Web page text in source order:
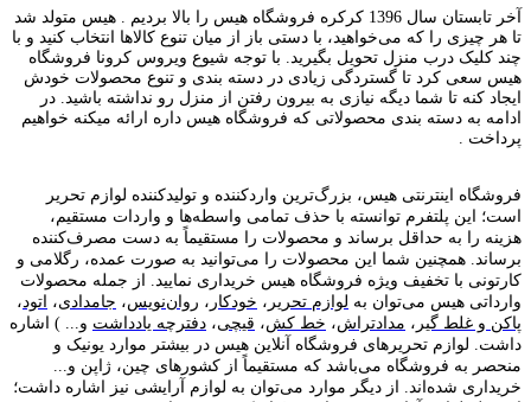
آخر تابستان سال 1396 کرکره فروشگاه هیس را بالا بردیم . هیس متولد شد
تا هر چیزی را که می‌خواهید، با دستی باز از میان تنوع کالاها انتخاب کنید و با
چند کلیک درب منزل تحویل بگیرید. با توجه شیوع ویروس کرونا فروشگاه
هیس سعی کرد تا گستردگی زیادی در دسته بندی و تنوع محصولات خودش
ایجاد کنه تا شما دیگه نیازی به بیرون رفتن از منزل رو نداشته باشید. در
ادامه به دسته بندی محصولاتی که فروشگاه هیس داره ارائه میکنه خواهیم
پرداخت .
فروشگاه اینترنتی هیس، بزرگ‌ترین وارد‌کننده و تولید‌کننده لوازم تحریر
است؛ این پلتفرم توانسته با حذف تمامی واسطه‌ها و واردات مستقیم،
هزینه را به حداقل برساند و محصولات را مستقیماً به دست مصرف‌کننده
برساند. همچنین شما این محصولات را می‌توانید به صورت عمده، رگلامی و
کارتونی با تخفیف ویژه فروشگاه هیس خریداری نمایید. از جمله محصولات
وارداتی هیس می‌توان به لوازم تحریر ، خودکار ، روان‌نویس، جامدادی، اتود،
پاکن و غلط گیر ، مدادتراش، خط کش، قیچی، دفترچه یادداشت و... ) اشاره
داشت. لوازم تحریر‌های فروشگاه آنلاین هیس در بیشتر موارد یونیک و
منحصر به فروشگاه می‌باشد که مستقیماً از کشور‌های چین، ژاپن و...
خریداری شده‌اند. از دیگر موارد می‌توان به لوازم آرایشی نیز اشاره داشت؛